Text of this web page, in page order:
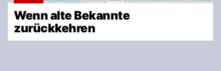
Wenn alte Bekannte
zurückkehren